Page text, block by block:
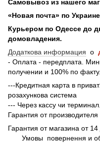
Самовывоз из нашего
«Новая почта» по
Курьером по Одессе до
домовладения.
Додаткова информация о
- Оплата - передплата.
получении и 100% по факту.
---Кредитная карта в
розахункова система
--- Через кассу чи терминал.
Гарантия от
Гарантия от магазина от 14
Умовы повернення и